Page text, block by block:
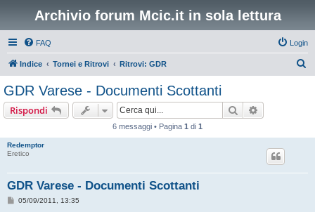
Archivio forum Mcic.it in sola lettura
FAQ Login
Indice Tornei e Ritrovi Ritrovi: GDR
GDR Varese - Documenti Scottanti
Rispondi Cerca
6 messaggi • Pagina 1 di 1
Redemptor
Eretico
GDR Varese - Documenti Scottanti
M05/09/2011, 13:35